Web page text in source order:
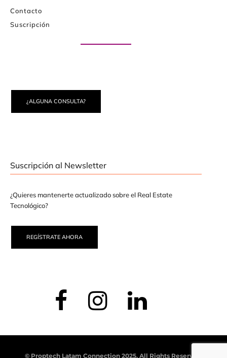
Contacto
Suscripción
¿ALGUNA CONSULTA?
Suscripción al Newsletter
¿Quieres mantenerte actualizado sobre el Real Estate
Tecnológico?
REGÍSTRATE AHORA
© Proptech Latam Connection 2025. All Rights Reserved.